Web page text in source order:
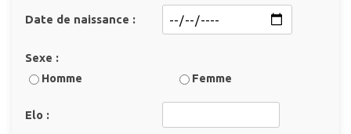
Date de naissance :
Sexe :
Homme
Femme
Elo :